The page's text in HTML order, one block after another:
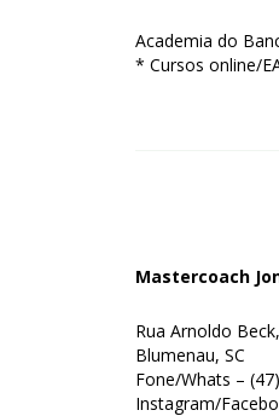
Academia do
* Cursos online/
Mastercoach
Rua Arnoldo
Blumenau, SC
Fone/Whats –
Instagram/